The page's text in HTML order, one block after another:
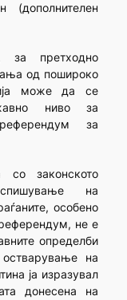
за претходно
од пошироко
може да се
ниво за
за
со законското
на
особено
не е
определби
на
ја изразувал
донесена на